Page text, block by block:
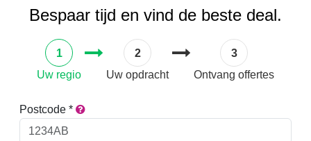
Bespaar tijd en vind de beste deal.